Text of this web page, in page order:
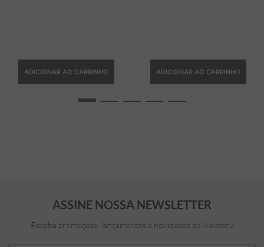
ADICIONAR AO CARRINHO ADICIONAR AO CARRINHO
ASSINE NOSSA NEWSLETTER
Receba promoções, lançamentos e novidades da Aleatory